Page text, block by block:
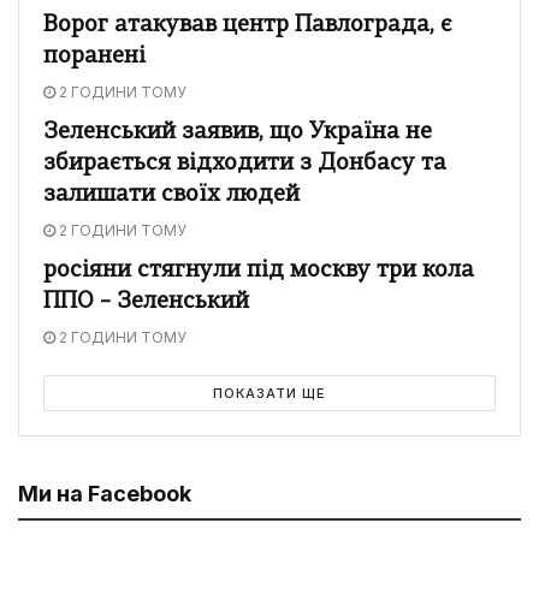
Ворог атакував центр Павлограда, є
поранені
2 ГОДИНИ ТОМУ
Зеленський заявив, що Україна не
збирається відходити з Донбасу та
залишати своїх людей
2 ГОДИНИ ТОМУ
росіяни стягнули під москву три кола
ППО – Зеленський
2 ГОДИНИ ТОМУ
ПОКАЗАТИ ЩЕ
Ми на Facebook